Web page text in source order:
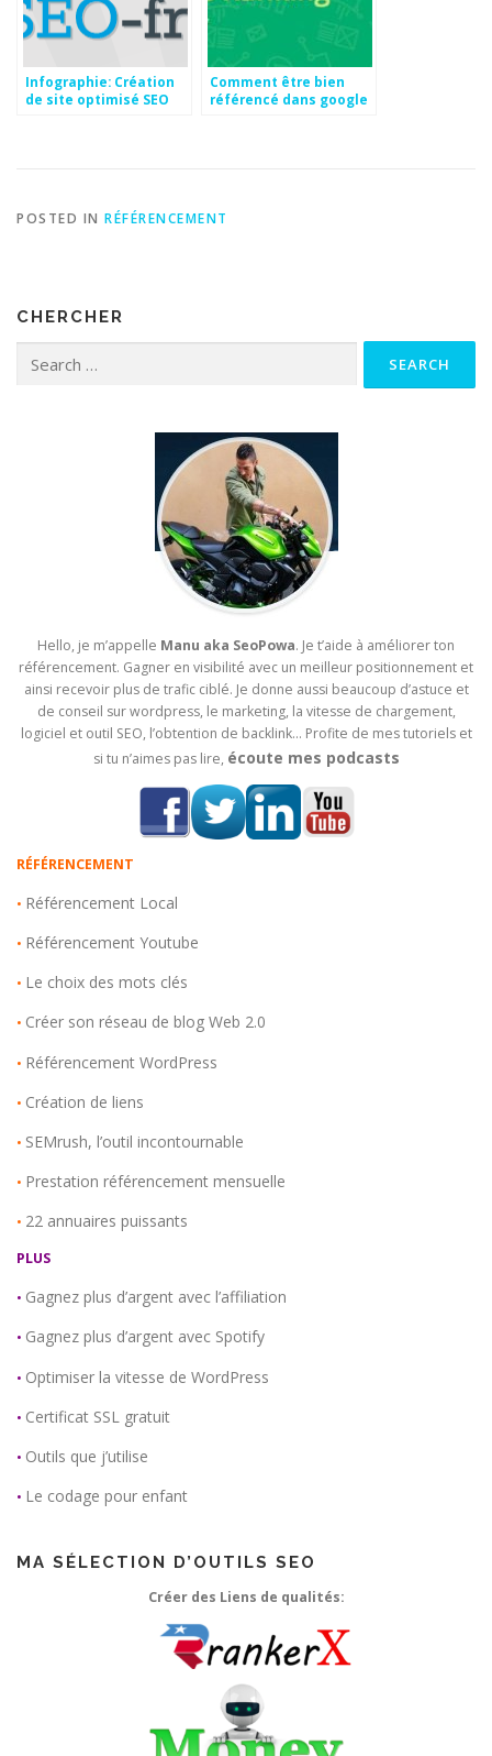
Infographie: Création
de site optimisé SEO
Comment être bien
référencé dans google
POSTED IN RÉFÉRENCEMENT
CHERCHER
Hello, je m’appelle Manu aka SeoPowa. Je t’aide à améliorer ton
référencement. Gagner en visibilité avec un meilleur positionnement et
ainsi recevoir plus de trafic ciblé. Je donne aussi beaucoup d’astuce et
de conseil sur wordpress, le marketing, la vitesse de chargement,
logiciel et outil SEO, l’obtention de backlink… Profite de mes tutoriels et
si tu n’aimes pas lire, écoute mes podcasts
RÉFÉRENCEMENT
• Référencement Local
• Référencement Youtube
• Le choix des mots clés
• Créer son réseau de blog Web 2.0
• Référencement WordPress
• Création de liens
• SEMrush, l’outil incontournable
• Prestation référencement mensuelle
• 22 annuaires puissants
PLUS
• Gagnez plus d’argent avec l’affiliation
• Gagnez plus d’argent avec Spotify
• Optimiser la vitesse de WordPress
• Certificat SSL gratuit
• Outils que j’utilise
• Le codage pour enfant
MA SÉLECTION D’OUTILS SEO
Créer des Liens de qualités: